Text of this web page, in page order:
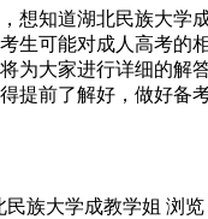
知道湖北民族大学成
生可能对成人高考的
为大家进行详细的解
得提前了解好，做好
民族大学成教学姐 浏览